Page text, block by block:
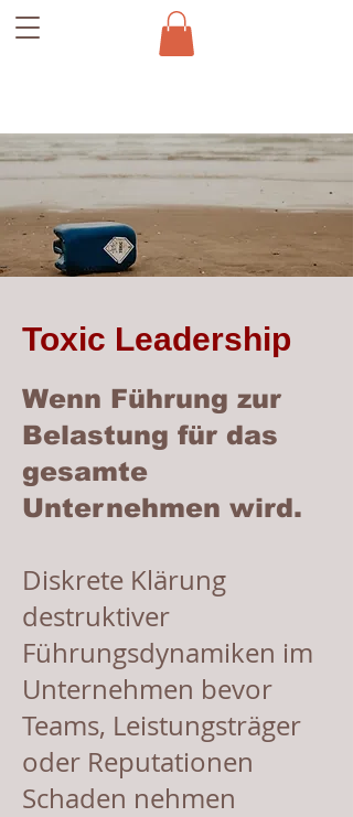
Toxic Leadership
Wenn Führung zur
Belastung für das
gesamte
Unternehmen wird.
Diskrete Klärung
destruktiver
Führungsdynamiken im
Unternehmen bevor
Teams, Leistungsträger
oder Reputationen
Schaden nehmen